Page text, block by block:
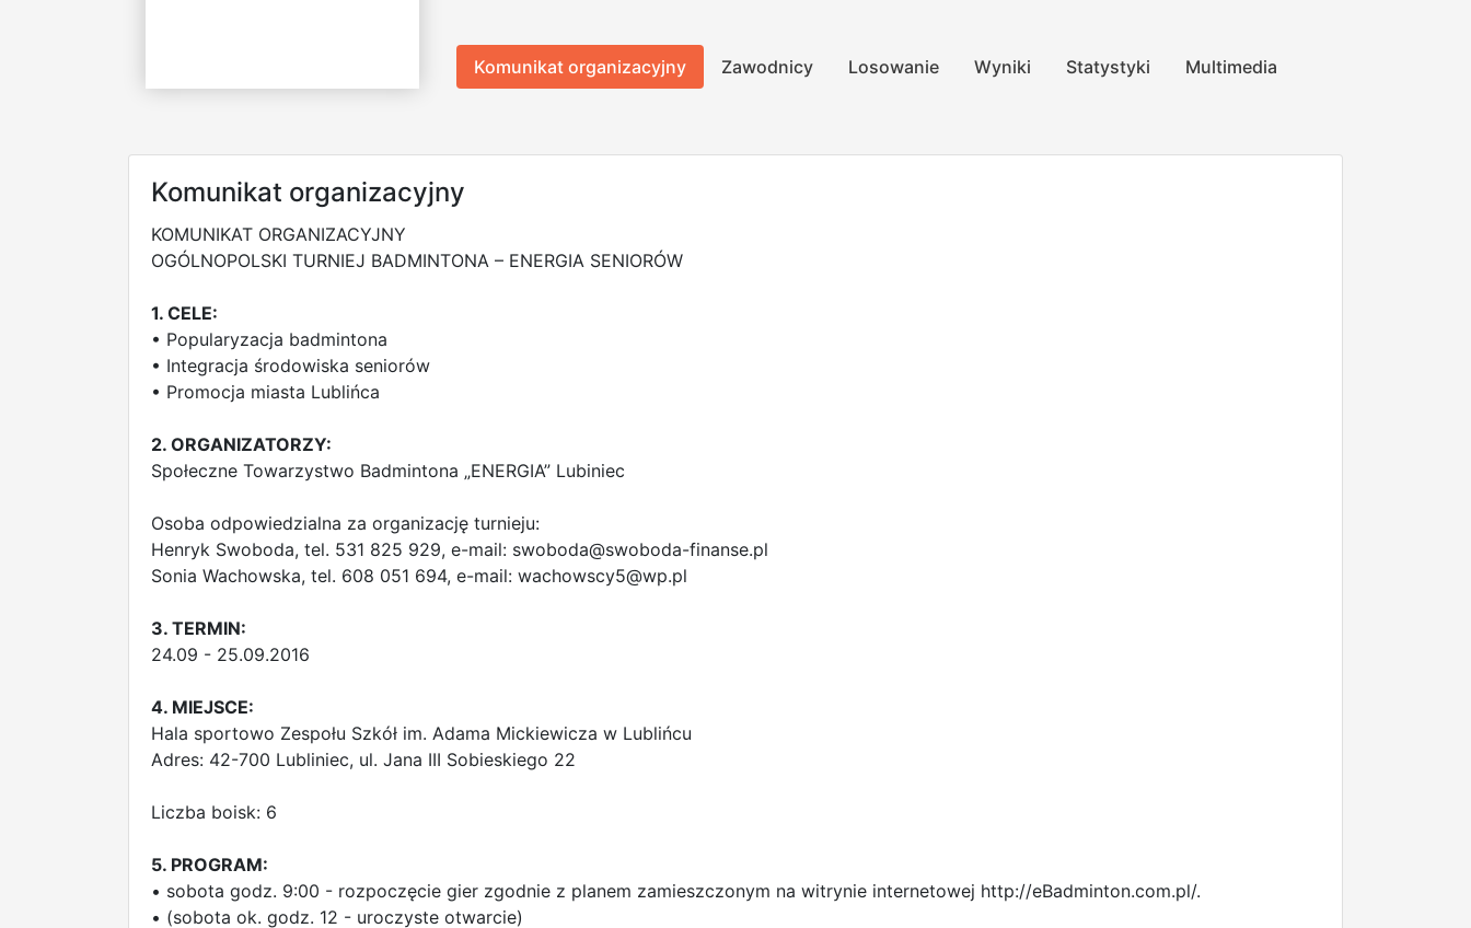
Komunikat organizacyjny Zawodnicy Losowanie Wyniki Statystyki Multimedia
Komunikat organizacyjny
KOMUNIKAT ORGANIZACYJNY
OGÓLNOPOLSKI TURNIEJ BADMINTONA – ENERGIA SENIORÓW
1. CELE:
• Popularyzacja badmintona
• Integracja środowiska seniorów
• Promocja miasta Lublińca
2. ORGANIZATORZY:
Społeczne Towarzystwo Badmintona „ENERGIA” Lubiniec
Osoba odpowiedzialna za organizację turnieju:
Henryk Swoboda, tel. 531 825 929, e-mail: swoboda@swoboda-finanse.pl
Sonia Wachowska, tel. 608 051 694, e-mail: wachowscy5@wp.pl
3. TERMIN:
24.09 - 25.09.2016
4. MIEJSCE:
Hala sportowo Zespołu Szkół im. Adama Mickiewicza w Lublińcu
Adres: 42-700 Lubliniec, ul. Jana III Sobieskiego 22
Liczba boisk: 6
5. PROGRAM:
• sobota godz. 9:00 - rozpoczęcie gier zgodnie z planem zamieszczonym na witrynie internetowej http://eBadminton.com.pl/.
• (sobota ok. godz. 12 - uroczyste otwarcie)